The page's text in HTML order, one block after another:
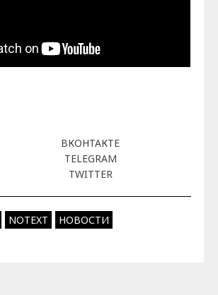
ВКОНТАКТЕ
TELEGRAM
TWITTER
NOTEXT НОВОСТИ